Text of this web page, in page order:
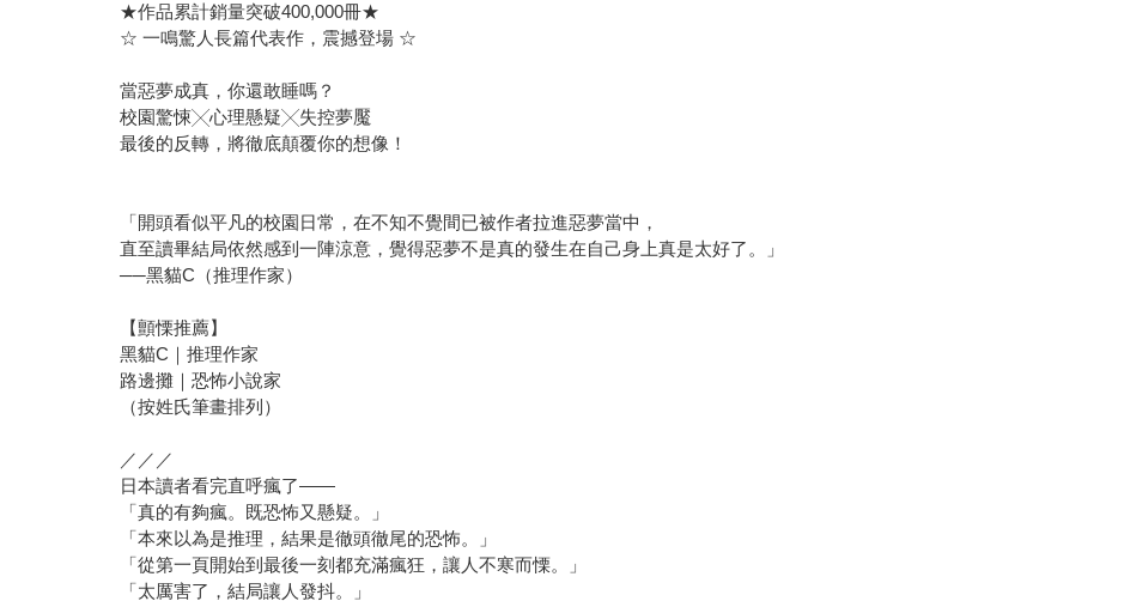
★作品累計銷量突破400,000冊★
☆ 一鳴驚人長篇代表作，震撼登場 ☆
當惡夢成真，你還敢睡嗎？
校園驚悚╳心理懸疑╳失控夢魘
最後的反轉，將徹底顛覆你的想像！
「開頭看似平凡的校園日常，在不知不覺間已被作者拉進惡夢當中，
直至讀畢結局依然感到一陣涼意，覺得惡夢不是真的發生在自己身上真是太好了。」
──黑貓C（推理作家）
【顫慄推薦】
黑貓C｜推理作家
路邊攤｜恐怖小說家
（按姓氏筆畫排列）
／／／
日本讀者看完直呼瘋了——
「真的有夠瘋。既恐怖又懸疑。」
「本來以為是推理，結果是徹頭徹尾的恐怖。」
「從第一頁開始到最後一刻都充滿瘋狂，讓人不寒而慄。」
「太厲害了，結局讓人發抖。」